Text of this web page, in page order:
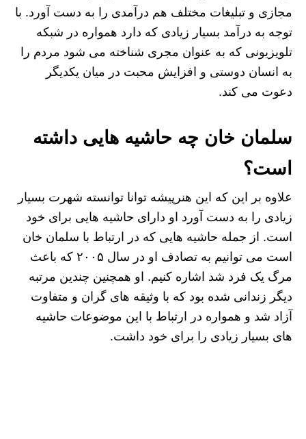
مجازی و تبلیغات مختلف هم درآمدی را به دست آورد. با
توجه به درآمد بسیار زیادی که دارد همواره در شبکه
تلویزیونی که به عنوان مجری شناخته می‌ شود مردم را
به انسان‌ دوستی و افزایش محبت در میان یکدیگر
دعوت می‌ کند.
سلمان خان چه حاشیه هایی داشته
است؟
علاوه بر این که این هنرپیشه توانا توانسته شهرت بسیار
زیادی را به دست آورد او دارای حاشیه هایی برای خود
است. از جمله حاشیه هایی که در ارتباط با سلمان خان
است می‌ توانیم به تصادف او در سال ۲۰۰۵ که باعث
مرگ یک فرد شد اشاره کنیم. او همچنین چندین مرتبه
دیگر زندانی شده بود که با وثیقه های گران و متفاوت
آزاد شد و همواره در ارتباط با این موضوعات حاشیه
های بسیار زیادی را برای خود داشت.